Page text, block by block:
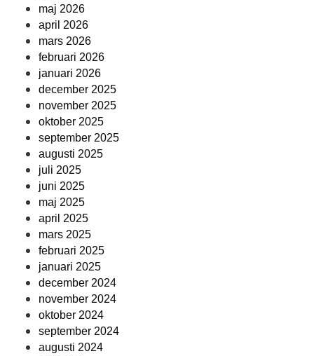
maj 2026
april 2026
mars 2026
februari 2026
januari 2026
december 2025
november 2025
oktober 2025
september 2025
augusti 2025
juli 2025
juni 2025
maj 2025
april 2025
mars 2025
februari 2025
januari 2025
december 2024
november 2024
oktober 2024
september 2024
augusti 2024